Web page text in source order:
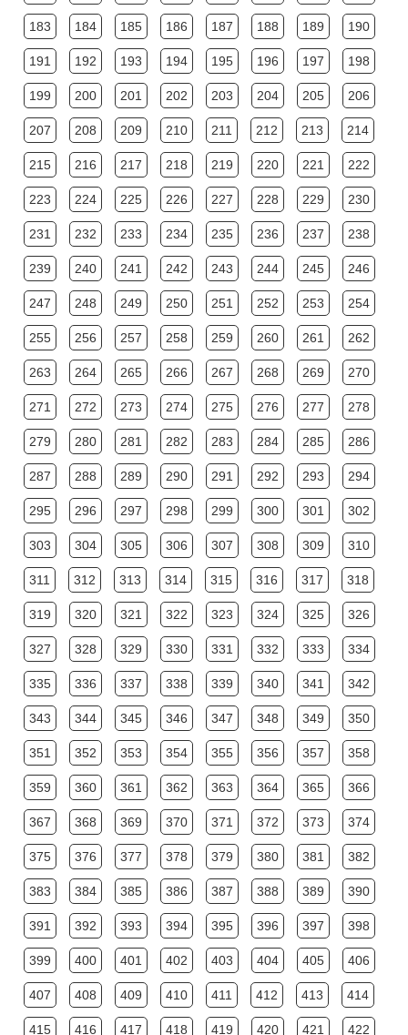
183 184 185 186 187 188 189 190
191 192 193 194 195 196 197 198
199 200 201 202 203 204 205 206
207 208 209 210 211 212 213 214
215 216 217 218 219 220 221 222
223 224 225 226 227 228 229 230
231 232 233 234 235 236 237 238
239 240 241 242 243 244 245 246
247 248 249 250 251 252 253 254
255 256 257 258 259 260 261 262
263 264 265 266 267 268 269 270
271 272 273 274 275 276 277 278
279 280 281 282 283 284 285 286
287 288 289 290 291 292 293 294
295 296 297 298 299 300 301 302
303 304 305 306 307 308 309 310
311 312 313 314 315 316 317 318
319 320 321 322 323 324 325 326
327 328 329 330 331 332 333 334
335 336 337 338 339 340 341 342
343 344 345 346 347 348 349 350
351 352 353 354 355 356 357 358
359 360 361 362 363 364 365 366
367 368 369 370 371 372 373 374
375 376 377 378 379 380 381 382
383 384 385 386 387 388 389 390
391 392 393 394 395 396 397 398
399 400 401 402 403 404 405 406
407 408 409 410 411 412 413 414
415 416 417 418 419 420 421 422